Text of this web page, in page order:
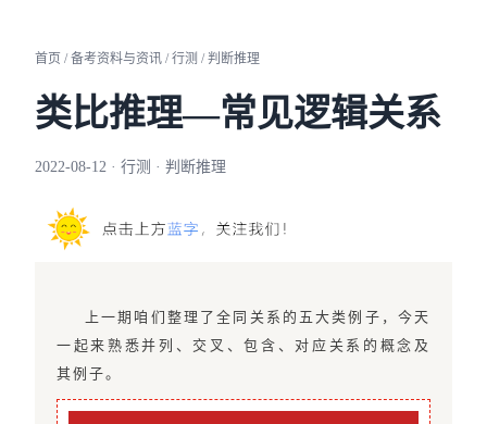
首页 / 备考资料与资讯 / 行测 / 判断推理
类比推理—常见逻辑关系
2022-08-12 · 行测 · 判断推理
上一期咱们整理了全同关系的五大类例子，今天
一起来熟悉并列、交叉、包含、对应关系的概念及
其例子。